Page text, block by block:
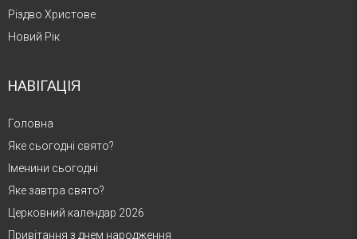
Різдво Христове
Новий Рік
НАВІГАЦІЯ
Головна
Яке сьогодні свято?
Іменини сьогодні
Яке завтра свято?
Церковний календар 2026
Привітання з днем народження